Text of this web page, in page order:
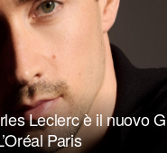
Leclerc è il nuovo
Paris